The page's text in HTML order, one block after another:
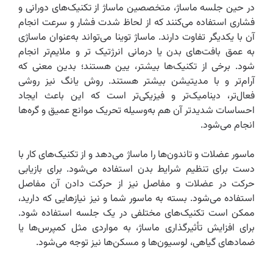
در حین جلسه ماساژ، متخصصین ماساژ از تکنیک‌های دورانی و
فشاری استفاده می‌کنند که از لحاظ شدت فشار و سرعت انجام
آن با یکدیگر تفاوت دارند. ماساژ توینا می‌تواند به‌عنوان ماساژی
به عمق بافت‌های بدن یا درمانی انرژتیک تر و ملایم‌تر انجام
شود. برخی از تکنیک‌ها بیشتر، یین هستند؛ بدین معنی که
آرام‌تر و با مدیتیشن بیشتر هستند. روش یانگ نیز روشی
فعال‌تر، دینامیک‌تر و فیزیکی‌تر است که این باعث ایجاد
احساسات شدیدتر آن هم به‌وسیله تحریک موانع عمیق و گره‌ها
انجام می‌شود.
ماسور عضلات و تاندون‌ها را ماساژ می‌دهد و از تکنیک‌های کار با
دست برای تنظیم شرایط بدن استفاده می‌شود. برای بازیابی
حرکت در عضلات و مفاصل نیز از حرکت دادن آن مفاصل
استفاده می‌شود. بسته به ماسور شما و نیز نیازهایی که دارید،
ممکن است تکنیک‌های مختلفی در یک جلسه استفاده شود.
برای افزایش تأثیرگذاری ماساژ، به مواردی مثل کمپرس‌ها یا
ضمادهای گیاهی، لوسیون‌ها و مسکن‌ها نیز توجه می‌شود.